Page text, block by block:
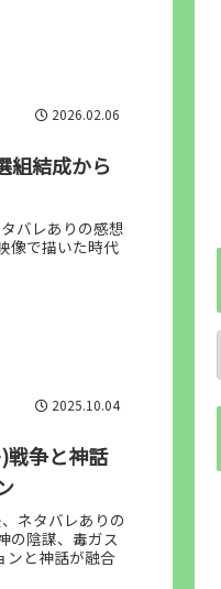
2026.02.06
組結成から
バレありの感想
像で描いた時代
2025.10.04
戦争と神話
ネタバレありの
の陰謀、毒ガス
ンと神話が融合